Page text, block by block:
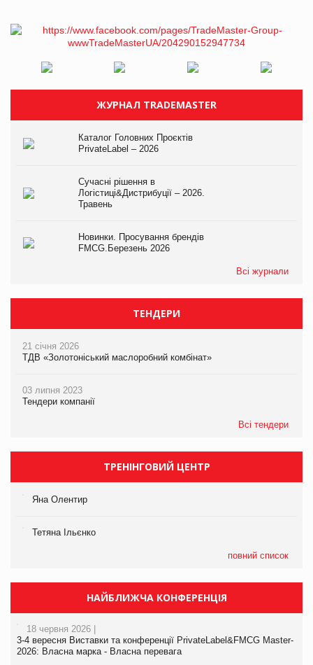
ЖУРНАЛ TRADEMASTER
Каталог Головних Проєктів
PrivateLabel – 2026
Сучасні рішення в
Логістиці&Дистрибуції – 2026.
Травень
Новинки. Просування брендів
FMCG.Березень 2026
Всі журнали
ТЕНДЕРИ
21 січня 2026
ТДВ «Золотоніський маслоробний комбінат»
03 липня 2023
Тендери компанії
Всі тендери
ТРЕНІНГОВИЙ ЦЕНТР
Яна Олентир
Тетяна Ільєнко
повний список
НАЙБЛИЖЧА КОНФЕРЕНЦІЯ
18 червня 2026 |
3-4 вересня Виставки та конференції PrivateLabel&FMCG Master-
2026: Власна марка - Власна перевага